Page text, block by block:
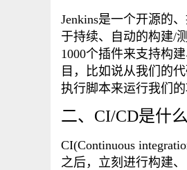
Jenkins是一个开源的
于持续、自动的构建/
1000个插件来支持构
目，比如说从我们的
执行脚本来运行我们的
二、CI/CD是什么
CI(Continuous
之后，立刻进行构建